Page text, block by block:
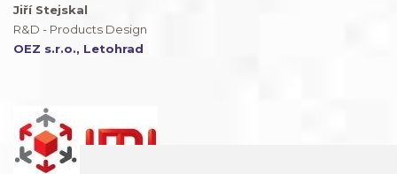
Jiří Stejskal
R&D - Products Design
OEZ s.r.o., Letohrad